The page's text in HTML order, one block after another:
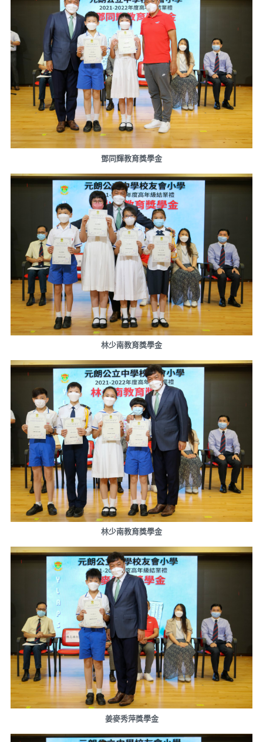
鄧同輝教育獎學金
林少南教育獎學金
林少南教育獎學金
姜麥秀萍獎學金